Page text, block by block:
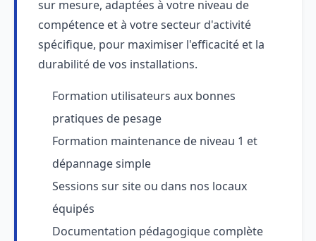
sur mesure, adaptées à votre niveau de
compétence et à votre secteur d'activité
spécifique, pour maximiser l'efficacité et la
durabilité de vos installations.
Formation utilisateurs aux bonnes
pratiques de pesage
Formation maintenance de niveau 1 et
dépannage simple
Sessions sur site ou dans nos locaux
équipés
Documentation pédagogique complète